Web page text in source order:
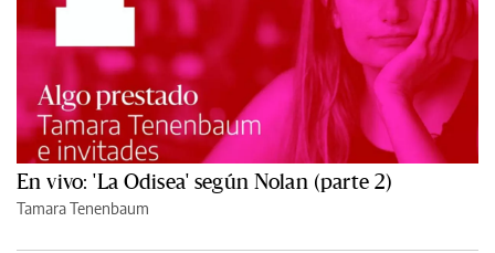
En vivo: 'La Odisea' según Nolan (parte 2)
Tamara Tenenbaum